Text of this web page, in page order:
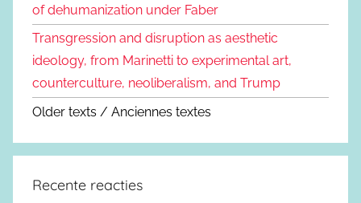
of dehumanization under Faber
Transgression and disruption as aesthetic
ideology, from Marinetti to experimental art,
counterculture, neoliberalism, and Trump
Older texts / Anciennes textes
Recente reacties